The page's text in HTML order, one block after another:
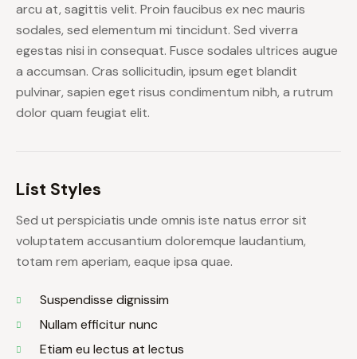
arcu at, sagittis velit. Proin faucibus ex nec mauris
sodales, sed elementum mi tincidunt. Sed viverra
egestas nisi in consequat. Fusce sodales ultrices augue
a accumsan. Cras sollicitudin, ipsum eget blandit
pulvinar, sapien eget risus condimentum nibh, a rutrum
dolor quam feugiat elit.
List Styles
Sed ut perspiciatis unde omnis iste natus error sit
voluptatem accusantium doloremque laudantium,
totam rem aperiam, eaque ipsa quae.
Suspendisse dignissim
Nullam efficitur nunc
Etiam eu lectus at lectus